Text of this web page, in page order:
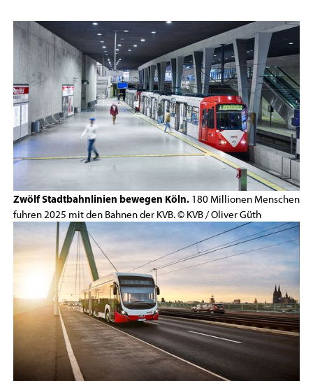
Zwölf Stadtbahnlinien bewegen Köln. 180 Millionen Menschen
fuhren 2025 mit den Bahnen der KVB. © KVB / Oliver Güth